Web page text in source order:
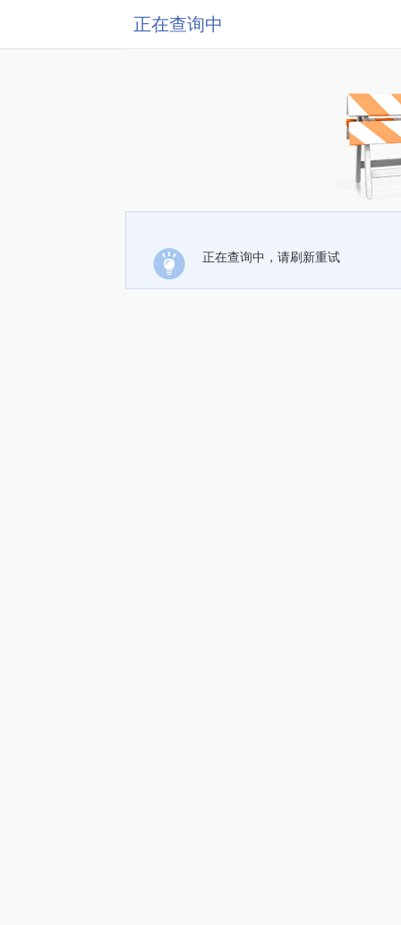
正在查询中
正在查询中，请刷新重试